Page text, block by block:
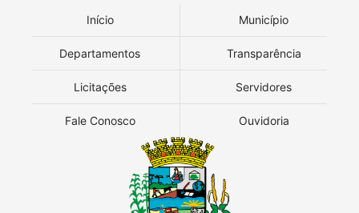
Início Município
Departamentos Transparência
Licitações Servidores
Fale Conosco Ouvidoria